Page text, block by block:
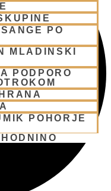
PO
MLADINSKI
PODPORO
POHORJE